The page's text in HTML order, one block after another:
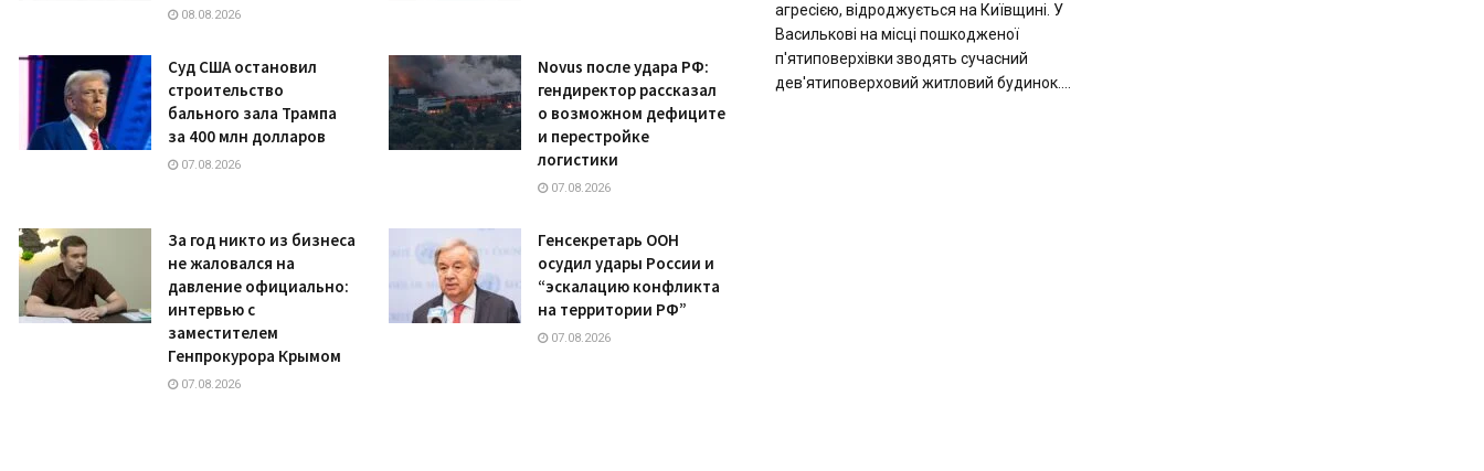
08.08.2026
Суд США остановил
строительство
бального зала Трампа
за 400 млн долларов
07.08.2026
Novus после удара РФ:
гендиректор рассказал
о возможном дефиците
и перестройке
логистики
07.08.2026
За год никто из бизнеса
не жаловался на
давление официально:
интервью с
заместителем
Генпрокурора Крымом
07.08.2026
Генсекретарь ООН
осудил удары России и
“эскалацию конфликта
на территории РФ”
07.08.2026
агресією, відроджується на Київщині. У
Василькові на місці пошкодженої
п'ятиповерхівки зводять сучасний
дев'ятиповерховий житловий будинок....